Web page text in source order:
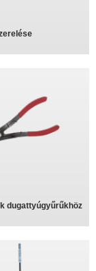
dugattyúgyűrűkhöz